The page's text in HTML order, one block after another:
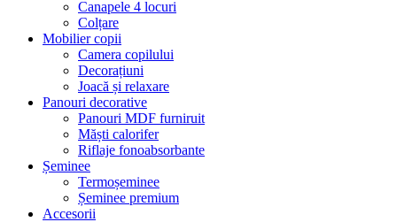
Canapele 4 locuri
Colțare
Mobilier copii
Camera copilului
Decorațiuni
Joacă și relaxare
Panouri decorative
Panouri MDF furniruit
Măști calorifer
Riflaje fonoabsorbante
Șeminee
Termoșeminee
Șeminee premium
Accesorii